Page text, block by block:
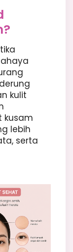
kulit
kusam
lebih
serta